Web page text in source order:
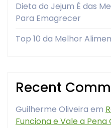
Dieta do Jejum É das
Para Emagrecer
Top 10 da Melhor
Recent
Guilherme Oliveira em
Funciona e Vale a